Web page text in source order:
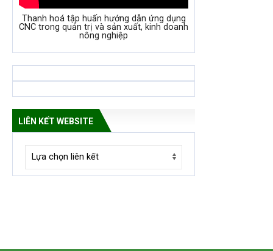
Thanh hoá tập huấn hướng dẫn ứng dụng
CNC trong quản trị và sản xuất, kinh doanh
nông nghiệp
LIÊN KẾT WEBSITE